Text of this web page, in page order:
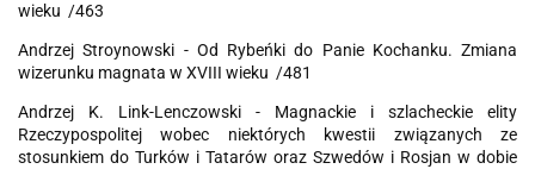
wieku /463
Andrzej Stroynowski - Od Rybeńki do Panie Kochanku. Zmiana
wizerunku magnata w XVIII wieku /481
Andrzej K. Link-Lenczowski - Magnackie i szlacheckie elity
Rzeczypospolitej wobec niektórych kwestii związanych ze
stosunkiem do Turków i Tatarów oraz Szwedów i Rosjan w dobie